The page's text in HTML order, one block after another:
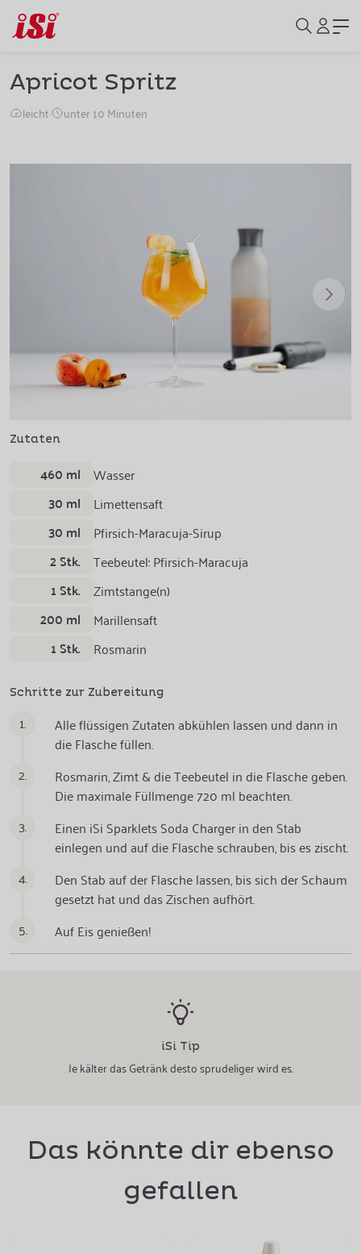
Apricot Spritz
leicht· unter 10 Minuten
Zutaten
460 ml Wasser
30 ml Limettensaft
30 ml Pfirsich-Maracuja-Sirup
2 Stk. Teebeutel: Pfirsich-Maracuja
1 Stk. Zimtstange(n)
200 ml Marillensaft
1 Stk. Rosmarin
Schritte zur Zubereitung
1.
Alle flüssigen Zutaten abkühlen lassen und dann in
die Flasche füllen.
2.
Rosmarin, Zimt & die Teebeutel in die Flasche geben.
Die maximale Füllmenge 720 ml beachten.
3.
Einen iSi Sparklets Soda Charger in den Stab
einlegen und auf die Flasche schrauben, bis es zischt.
4.
Den Stab auf der Flasche lassen, bis sich der Schaum
gesetzt hat und das Zischen aufhört.
5.
Auf Eis genießen!
iSi Tip
Je kälter das Getränk desto sprudeliger wird es.
Das könnte dir ebenso
gefallen